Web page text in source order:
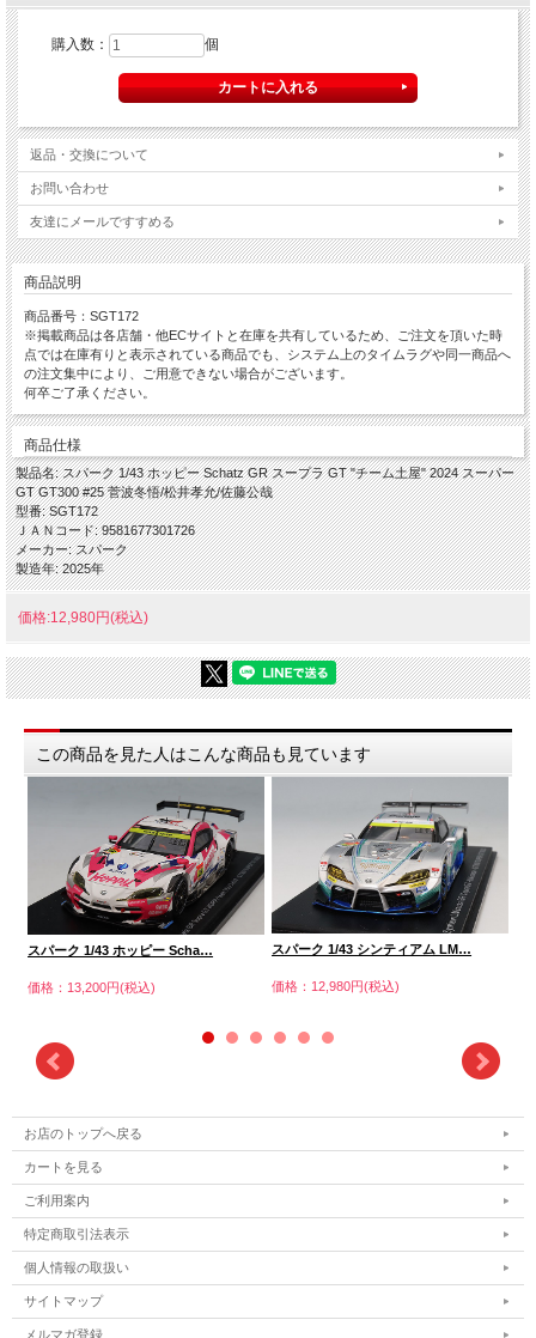
購入数： 個
返品・交換について
お問い合わせ
友達にメールですすめる
商品説明
商品番号：SGT172
※掲載商品は各店舗・他ECサイトと在庫を共有しているため、ご注文を頂いた時
点では在庫有りと表示されている商品でも、システム上のタイムラグや同一商品へ
の注文集中により、ご用意できない場合がございます。
何卒ご了承ください。
商品仕様
製品名: スパーク 1/43 ホッピー Schatz GR スープラ GT "チーム土屋" 2024 スーパー
GT GT300 #25 菅波冬悟/松井孝允/佐藤公哉
型番: SGT172
ＪＡＮコード: 9581677301726
メーカー: スパーク
製造年: 2025年
価格:12,980円(税込)
この商品を見た人はこんな商品も見ています
スパーク 1/43 ホッピー Scha…
価格：13,200円(税込)
スパーク 1/43 シンティアム LM…
価格：12,980円(税込)
お店のトップへ戻る
カートを見る
ご利用案内
特定商取引法表示
個人情報の取扱い
サイトマップ
メルマガ登録